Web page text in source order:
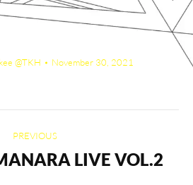
@TKH November 30, 2021
PREVIOUS
Previous LIVE VOL.2